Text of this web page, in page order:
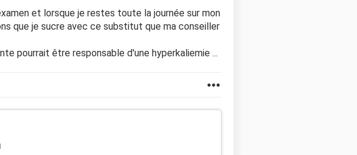
et lorsque je restes toute la journée sur mon
que je sucre avec ce substitut que ma conseiller
pourrait être responsable d'une hyperkaliemie ...